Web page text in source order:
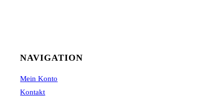
NAVIGATION
Mein Konto
Kontakt